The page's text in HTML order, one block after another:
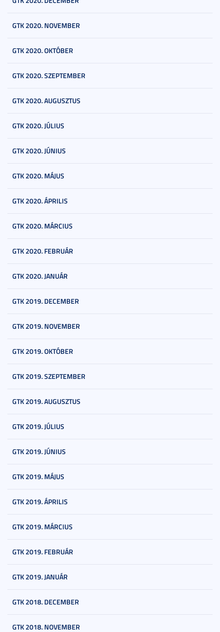
GTK 2020. NOVEMBER
GTK 2020. OKTÓBER
GTK 2020. SZEPTEMBER
GTK 2020. AUGUSZTUS
GTK 2020. JÚLIUS
GTK 2020. JÚNIUS
GTK 2020. MÁJUS
GTK 2020. ÁPRILIS
GTK 2020. MÁRCIUS
GTK 2020. FEBRUÁR
GTK 2020. JANUÁR
GTK 2019. DECEMBER
GTK 2019. NOVEMBER
GTK 2019. OKTÓBER
GTK 2019. SZEPTEMBER
GTK 2019. AUGUSZTUS
GTK 2019. JÚLIUS
GTK 2019. JÚNIUS
GTK 2019. MÁJUS
GTK 2019. ÁPRILIS
GTK 2019. MÁRCIUS
GTK 2019. FEBRUÁR
GTK 2019. JANUÁR
GTK 2018. DECEMBER
GTK 2018. NOVEMBER